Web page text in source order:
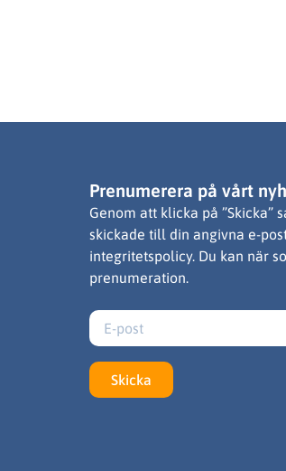
Prenumerera på vårt
Genom att klicka på
skickade till din angivna e-
integritetspolicy. Du kan när
prenumeration.
Skicka